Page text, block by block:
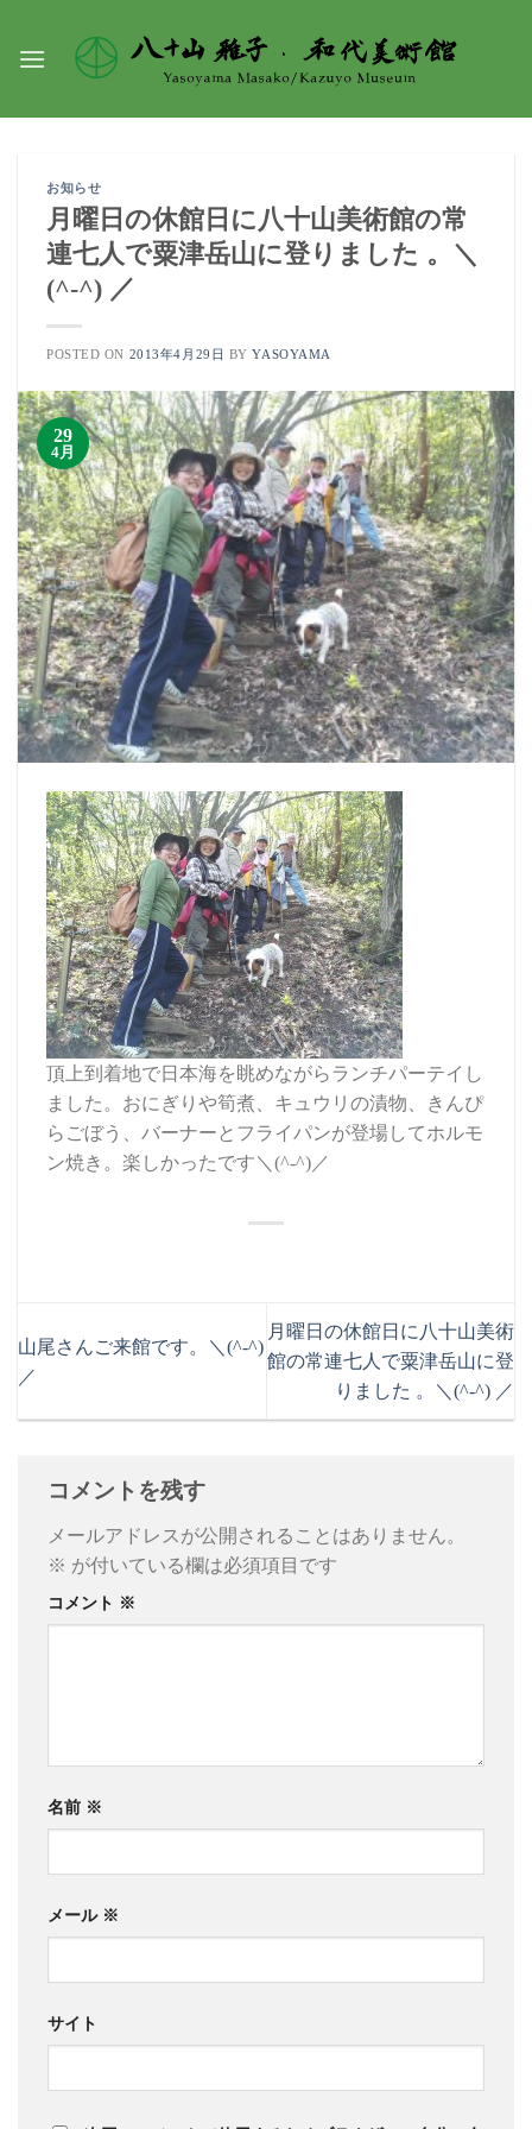
content
お知らせ
月曜日の休館日に八十山美術館の常
連七人で粟津岳山に登りました 。＼
(^-^) ／
POSTED ON 2013年4月29日 BYYASOYAMA
29
4月
頂上到着地で日本海を眺めながらランチパーテイし
ました。おにぎりや筍煮、キュウリの漬物、きんぴ
らごぼう、バーナーとフライパンが登場してホルモ
ン焼き。楽しかったです＼(^-^)／
山尾さんご来館です。＼(^-^)
／
月曜日の休館日に八十山美術
館の常連七人で粟津岳山に登
りました 。＼(^-^) ／
コメントを残す
メールアドレスが公開されることはありません。
※ が付いている欄は必須項目です
コメント ※
名前 ※
メール ※
サイト